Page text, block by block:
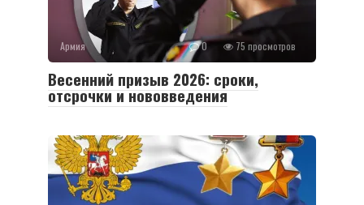
Армия 0 75 просмотров
Весенний призыв 2026: сроки,
отсрочки и нововведения